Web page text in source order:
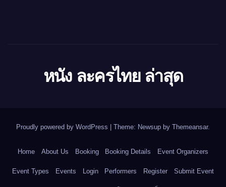
หนัง ละครไทย ล่าสุด
Proudly powered by WordPress Theme: Newsup by Themeansar.
Home About Us Booking Booking Details Event Organizers
Event Types Events Login Performers Register Submit Event